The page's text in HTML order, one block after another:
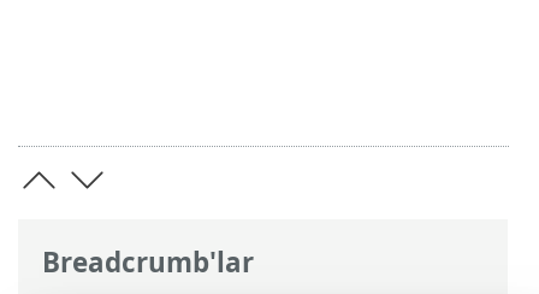
Breadcrumb'lar